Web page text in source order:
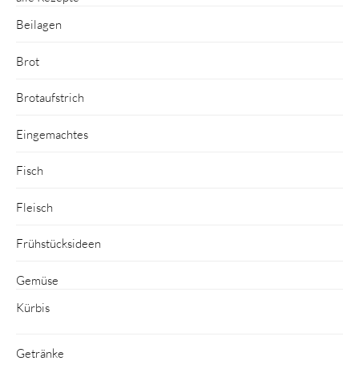
Beilagen
Brot
Brotaufstrich
Eingemachtes
Fisch
Fleisch
Frühstücksideen
Gemüse
Kürbis
Getränke